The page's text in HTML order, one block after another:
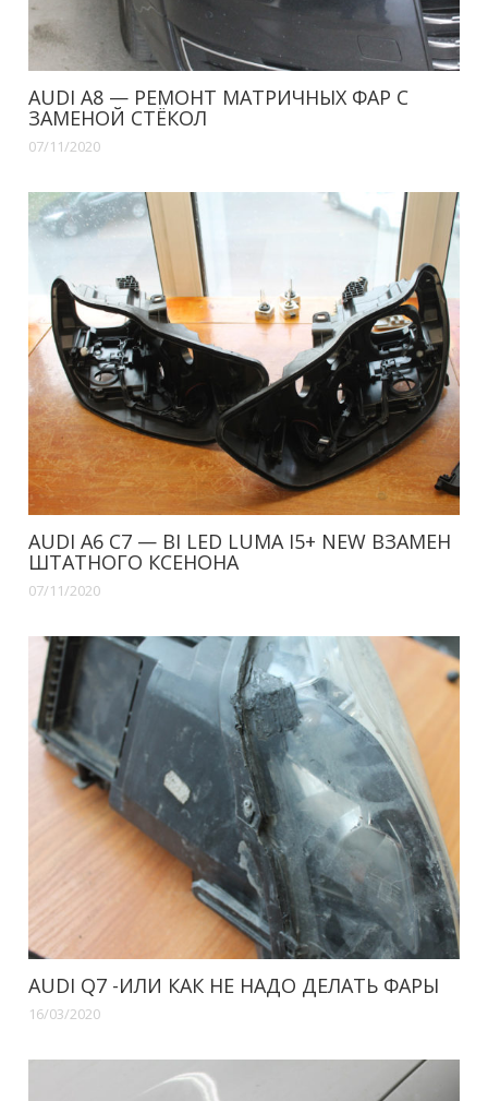
AUDI A8 — РЕМОНТ МАТРИЧНЫХ ФАР С
ЗАМЕНОЙ СТЁКОЛ
07/11/2020
AUDI A6 C7 — BI LED LUMA I5+ NEW ВЗАМЕН
ШТАТНОГО КСЕНОНА
07/11/2020
AUDI Q7 -ИЛИ КАК НЕ НАДО ДЕЛАТЬ ФАРЫ
16/03/2020